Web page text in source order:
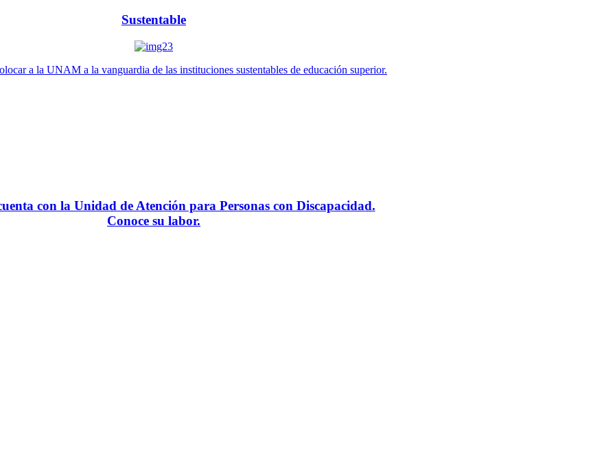
Sustentable
a la UNAM a la vanguardia de las instituciones sustentables de educación superior.
con la Unidad de Atención para Personas con Discapacidad.
Conoce su labor.